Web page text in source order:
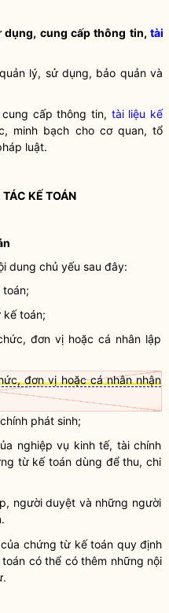
dụng, cung cấp thông tin, tài
lý, sử dụng, bảo quản và
cấp thông tin, tài liệu kế
minh bạch cho cơ quan, tổ
luật.
KẾ TOÁN
dung chủ yếu sau đây:
toán;
kế toán;
đơn vị hoặc cá nhân lập
đơn vị hoặc cá nhân nhận
phát sinh;
nghiệp vụ kinh tế, tài chính
từ kế toán dùng để thu, chi
người duyệt và những người
.
chứng từ kế toán quy định
có thể có thêm những nội